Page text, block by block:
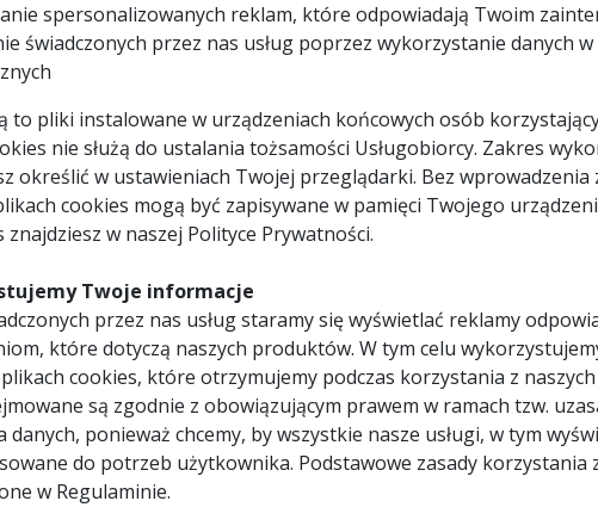
spersonalizowanych reklam, które odpowiadają Twoim
świadczonych przez nas usług poprzez wykorzystanie danych
to pliki instalowane w urządzeniach końcowych osób
nie służą do ustalania tożsamości Usługobiorcy. Zakres
określić w ustawieniach Twojej przeglądarki. Bez wprowadzenia
cookies mogą być zapisywane w pamięci Twojego
w naszej Polityce Prywatności.
Twoje informacje
przez nas usług staramy się wyświetlać reklamy
które dotyczą naszych produktów. W tym celu
cookies, które otrzymujemy podczas korzystania z
są zgodnie z obowiązującym prawem w ramach tzw.
ponieważ chcemy, by wszystkie nasze usługi, w tym
do potrzeb użytkownika. Podstawowe zasady korzystania
w Regulaminie.
8025191803447 FEMI-785XL
1600 W
220 - 240 V
1735 x 13 x 0,9 mm
60 / 80 m/min
Ręczny
205 x 150
mm
152 mm
mm
106
mm
102 x 102
mm
35 kg
1020 x 400 x 600 mm
38 kg
12 / 24
miesiące
1 x regulowany ogranicznik
długości 500 mm,
1 x piła taśmowa o
mm t=8/12,
1 x instrukcja obsługi,
1 x gwarancja producenta
FAKTURA VAT / 24
dużego zakresu cięcia (średnica do 152 mm) oraz mobilności.
problemu przecięty zostanie zamocowany w imadle materiał.